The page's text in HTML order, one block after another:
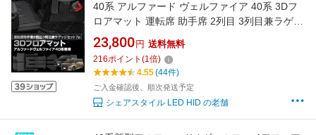
40系 アルファード ヴェルファイア 40系 3Dフ
ロアマット 運転席 助手席 2列目 3列目兼ラゲッ
ジ セット 7p 車種別設計 内装 パーツ アウトド
ア ゴムマット 床マット カーゴマット 汚れ防止
傷防止 耐水 シェアスタイル 防水 高耐久 トヨタ
23,800 円 送料無料
216ポイント (1倍)
4.55(44件)
ご入金確認後、順次発送予定
シェアスタイル LED HID の老舗